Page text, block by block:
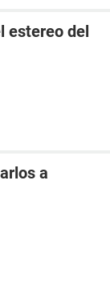
estereo del
a